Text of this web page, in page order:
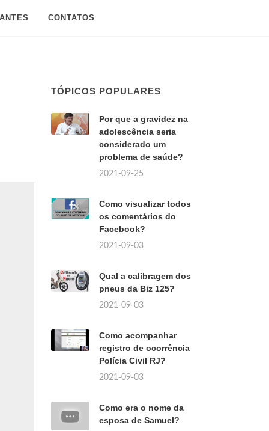
CONTATOS
TÓPICOS POPULARES
Por que a gravidez na
adolescência seria
considerado um
problema de saúde?
2021-09-25
Como visualizar todos
os comentários do
Facebook?
2021-09-03
Qual a calibragem dos
pneus da Biz 125?
2021-09-03
Como acompanhar
registro de ocorrência
Polícia Civil RJ?
2021-09-03
Como era o nome da
esposa de Samuel?